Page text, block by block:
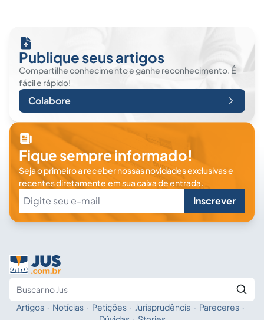
Publique seus artigos
Compartilhe conhecimento e ganhe reconhecimento. É
fácil e rápido!
Colabore
Fique sempre informado!
Seja o primeiro a receber nossas novidades exclusivas e
recentes diretamente em sua caixa de entrada.
Inscrever
Artigos · Notícias · Petições · Jurisprudência · Pareceres ·